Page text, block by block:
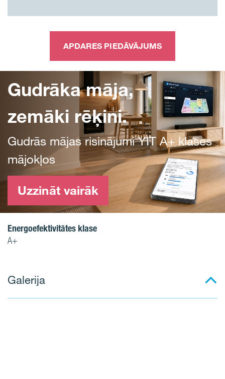
APDARES PIEDĀVĀJUMS
Gudrāka māja,
zemāki rēķini.
Gudrās mājas risinājumi YIT A+ klases
mājokļos
Uzzināt vairāk
Energoefektivitātes klase
A+
Galerija